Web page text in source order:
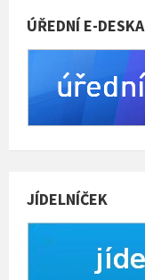
ÚŘEDNÍ E-DESKA
JÍDELNÍČEK